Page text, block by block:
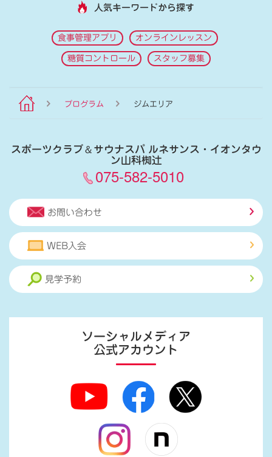
人気キーワードから探す
食事管理アプリ オンラインレッスン
糖質コントロール スタッフ募集
プログラム ジムエリア
スポーツクラブ＆サウナスパ ルネサンス・イオンタウ
ン山科椥辻
075-582-5010
お問い合わせ
WEB入会
見学予約
ソーシャルメディア
公式アカウント